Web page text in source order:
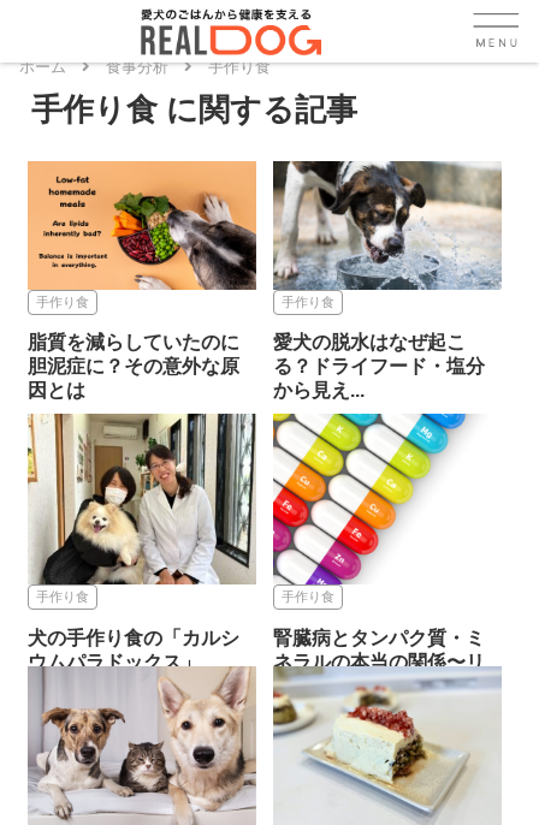
ホーム 食事分析 手作り食
手作り食
手作り食
脂質を減らしていたのに
胆泥症に？その意外な原
因とは
2026.06.06
手作り食
手作り食
愛犬の脱水はなぜ起こ
る？ドライフード・塩分
から見え...
2026.05.30
手作り食
手作り食
犬の手作り食の「カルシ
ウムパラドックス」
2026.06.16
手作り食
手作り食
腎臓病とタンパク質・ミ
ネラルの本当の関係〜リ
アルド...